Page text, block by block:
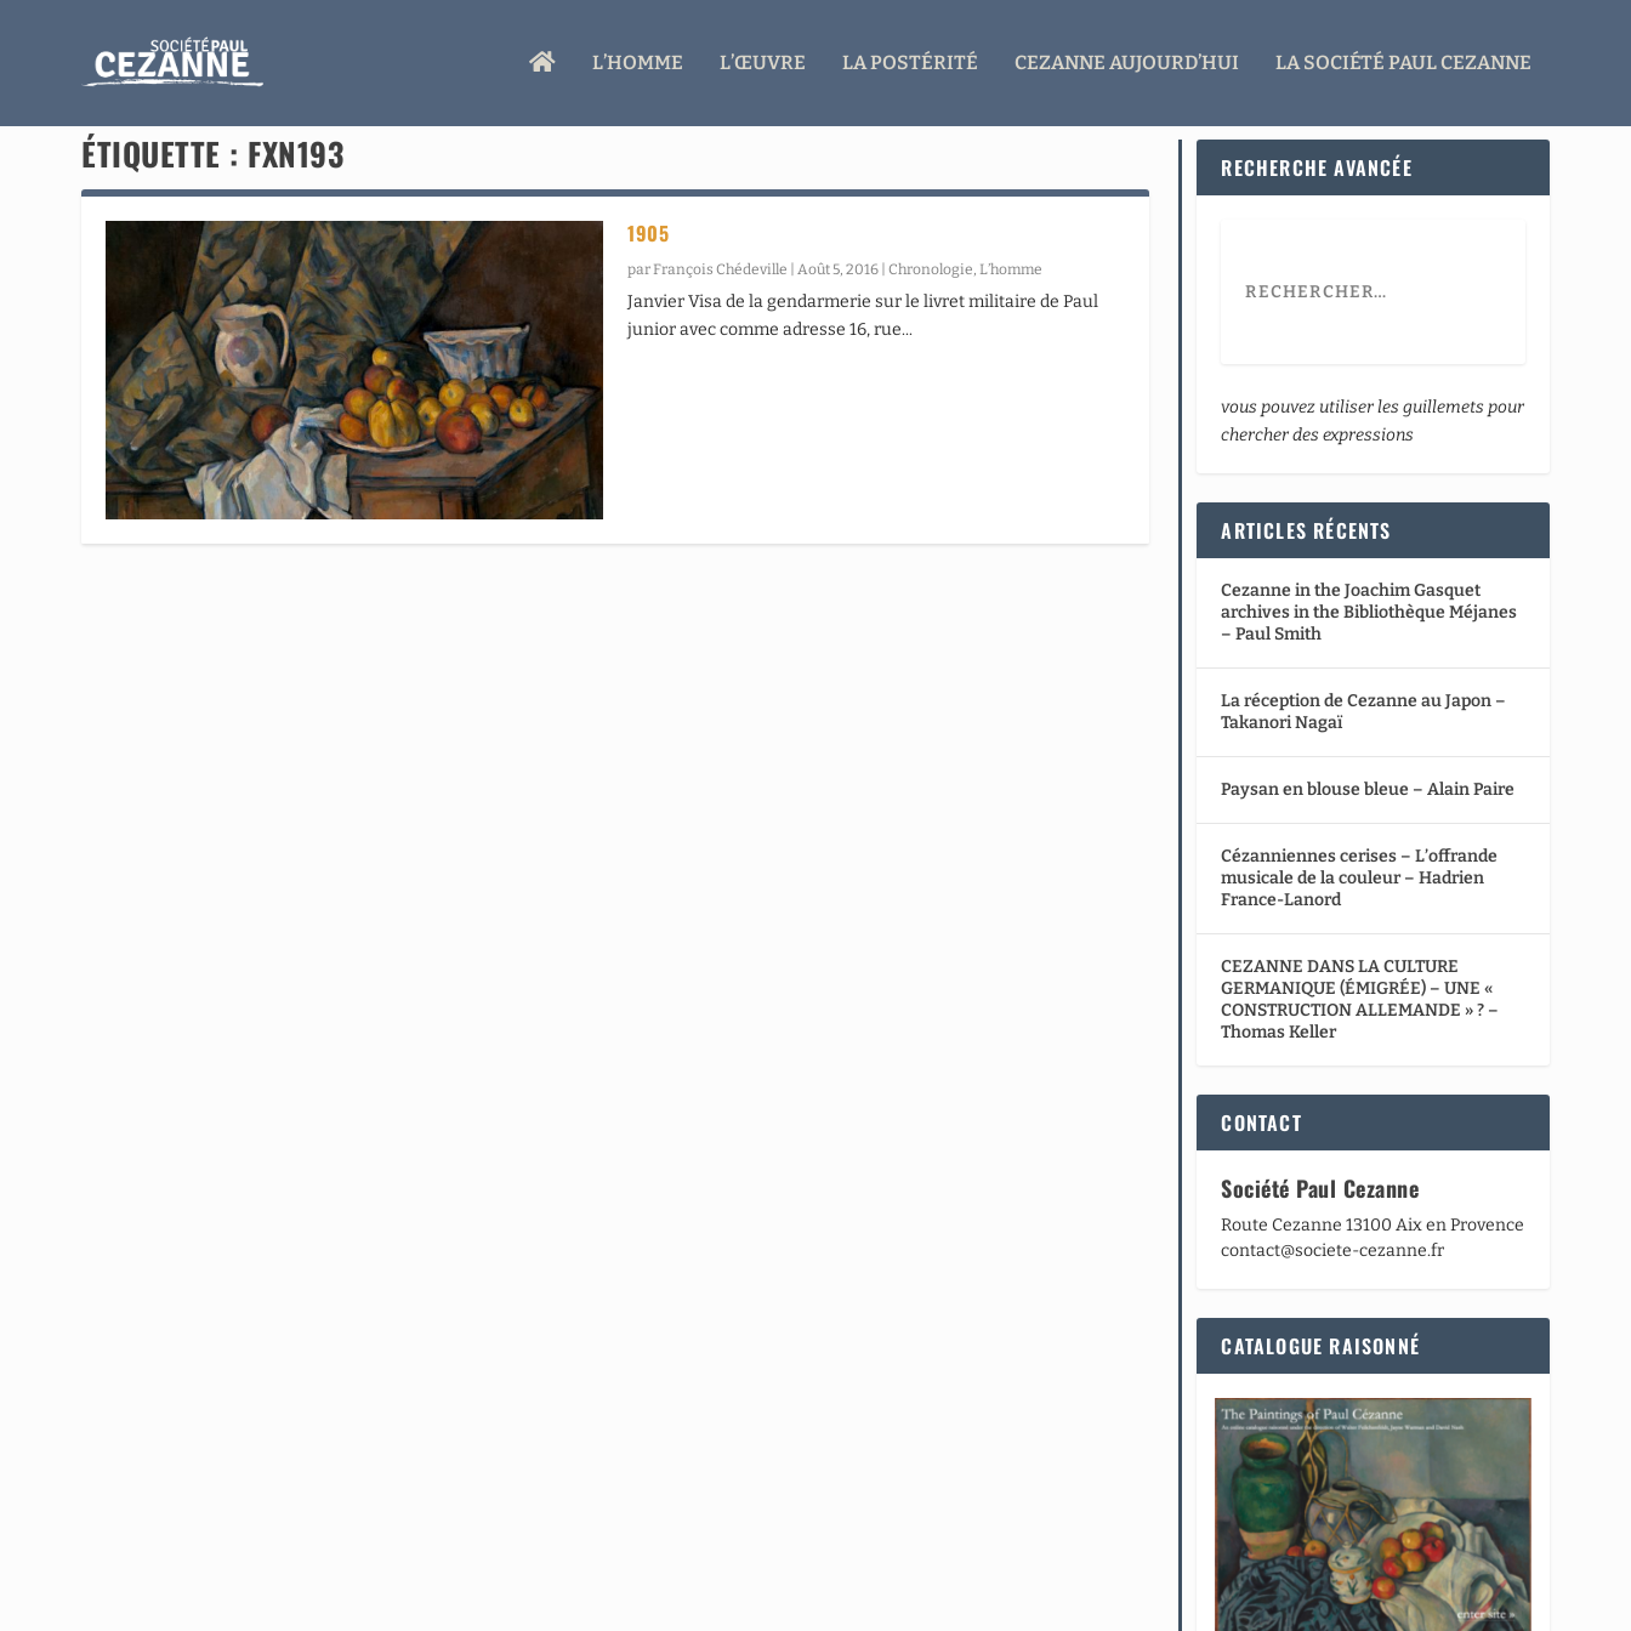
A
L’HOMME L’ŒUVRE LA POSTÉRITÉ CEZANNE AUJOURD’HUI LA SOCIÉTÉ PAUL CEZANNE
ÉTIQUETTE : FXN193
1905
parFrançois Chédeville |Août 5, 2016 |Chronologie,L’homme
Janvier Visa de la gendarmerie sur le livret militaire de Paul
junior avec comme adresse 16, rue...
RECHERCHE AVANCÉE
vous pouvez utiliser les guillemets pour
chercher des expressions
ARTICLES RÉCENTS
Cezanne in the Joachim Gasquet
archives in the Bibliothèque Méjanes
– Paul Smith
La réception de Cezanne au Japon –
Takanori Nagaï
Paysan en blouse bleue – Alain Paire
Cézanniennes cerises – L’offrande
musicale de la couleur – Hadrien
France-Lanord
CEZANNE DANS LA CULTURE
GERMANIQUE (ÉMIGRÉE) – UNE «
CONSTRUCTION ALLEMANDE » ? –
Thomas Keller
CONTACT
Société Paul Cezanne
Route Cezanne 13100 Aix en Provence
contact@societe-cezanne.fr
CATALOGUE RAISONNÉ